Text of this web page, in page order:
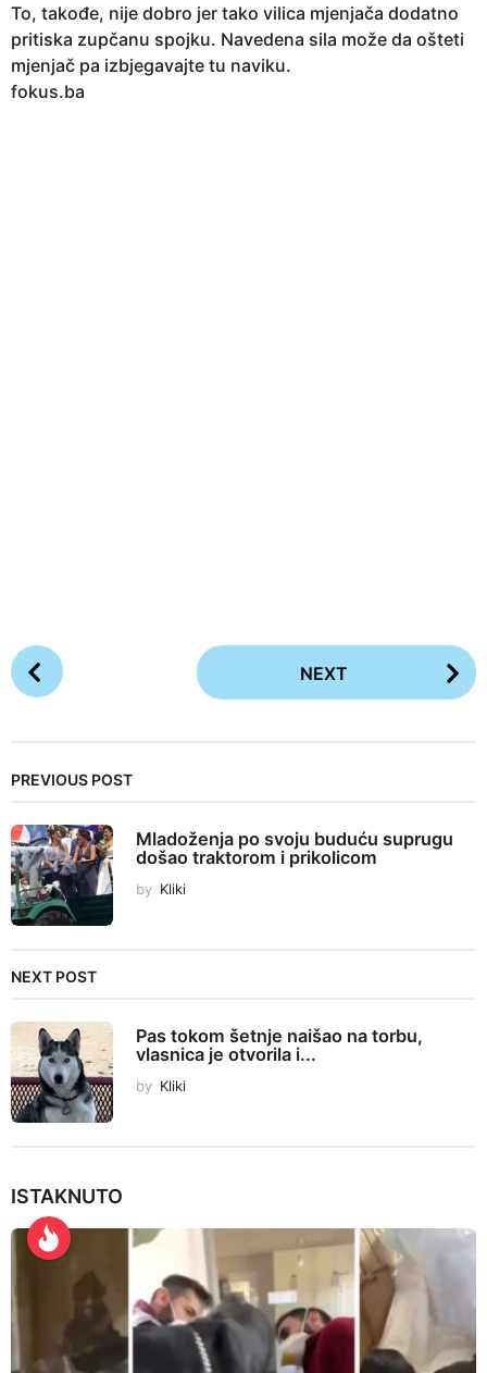
To, takođe, nije dobro jer tako vilica mjenjača dodatno
pritiska zupčanu spojku. Navedena sila može da ošteti
mjenjač pa izbjegavajte tu naviku.
fokus.ba
P
o
P
g
i
n
a
i
n
NEXT
PREVIOUS POST
Mladoženja po svoju buduću suprugu
došao traktorom i prikolicom
by Kliki
NEXT POST
Pas tokom šetnje naišao na torbu,
vlasnica je otvorila i...
by Kliki
ISTAKNUTO